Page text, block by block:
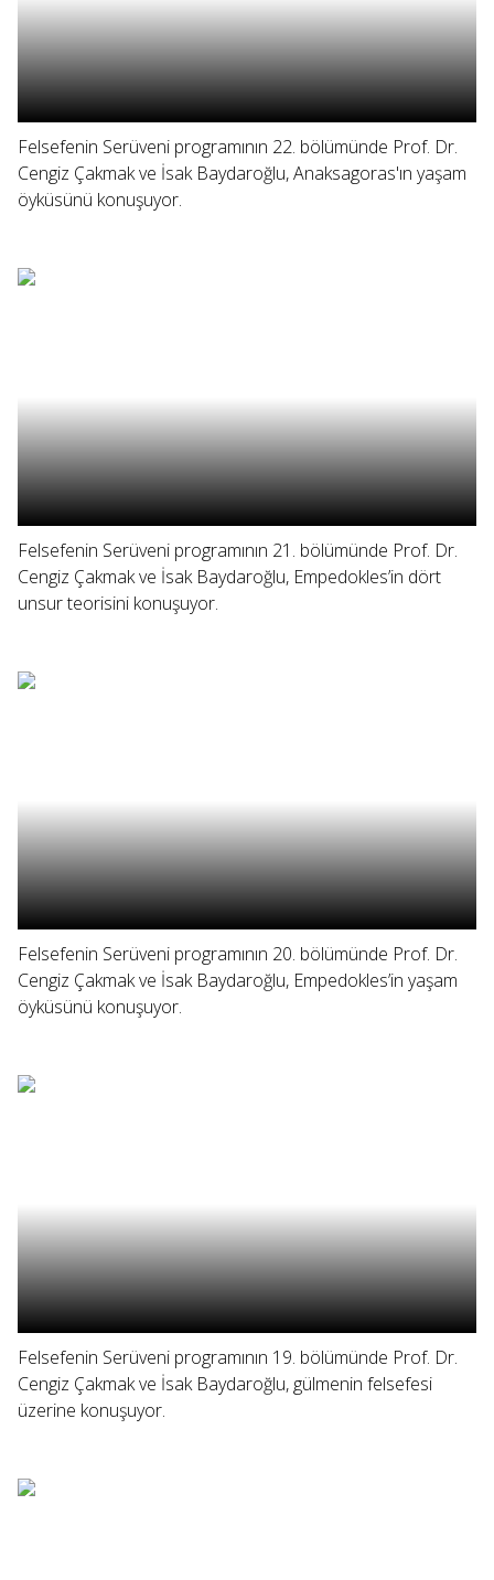
Felsefenin Serüveni programının 22. bölümünde Prof. Dr.
Cengiz Çakmak ve İsak Baydaroğlu, Anaksagoras'ın yaşam
öyküsünü konuşuyor.
Felsefenin Serüveni programının 21. bölümünde Prof. Dr.
Cengiz Çakmak ve İsak Baydaroğlu, Empedokles’in dört
unsur teorisini konuşuyor.
Felsefenin Serüveni programının 20. bölümünde Prof. Dr.
Cengiz Çakmak ve İsak Baydaroğlu, Empedokles’in yaşam
öyküsünü konuşuyor.
Felsefenin Serüveni programının 19. bölümünde Prof. Dr.
Cengiz Çakmak ve İsak Baydaroğlu, gülmenin felsefesi
üzerine konuşuyor.